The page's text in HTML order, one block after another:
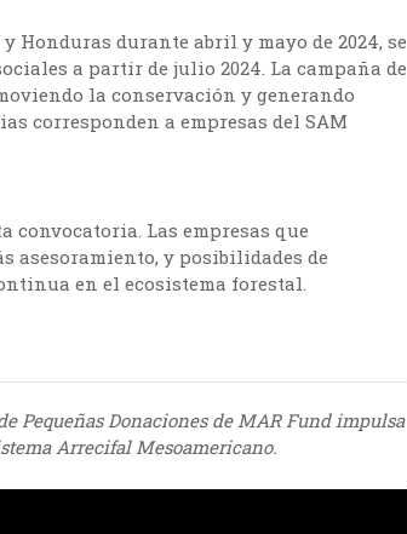
Honduras durante abril y mayo de 2024, se
a partir de julio 2024. La campaña de
la conservación y generando
corresponden a empresas del SAM
convocatoria. Las empresas que
asesoramiento, y posibilidades de
en el ecosistema forestal.
Pequeñas Donaciones de MAR Fund impulsa
Arrecifal Mesoamericano.